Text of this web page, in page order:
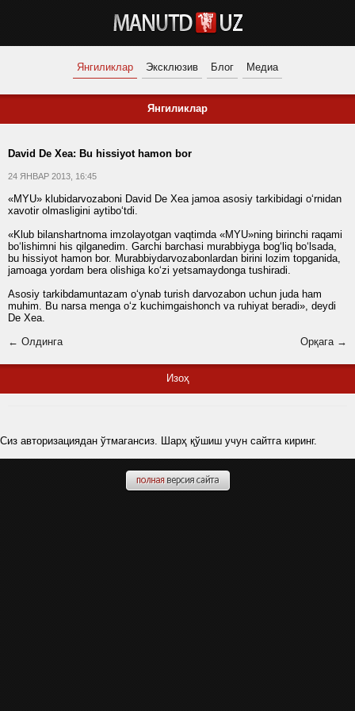
Янгиликлар Эксклюзив Блог Медиа
Янгиликлар
David De Xea: Bu hissiyot hamon bor
24 ЯНВАР 2013, 16:45
«MYU» klubidarvozaboni David De Xea jamoa asosiy tarkibidagi o‘rnidan
xavotir olmasligini aytibo‘tdi.
«Klub bilanshartnoma imzolayotgan vaqtimda «MYU»ning birinchi raqami
bo‘lishimni his qilganedim. Garchi barchasi murabbiyga bog‘liq bo‘lsada,
bu hissiyot hamon bor. Murabbiydarvozabonlardan birini lozim topganida,
jamoaga yordam bera olishiga ko‘zi yetsamaydonga tushiradi.
Asosiy tarkibdamuntazam o‘ynab turish darvozabon uchun juda ham
muhim. Bu narsa menga o‘z kuchimgaishonch va ruhiyat beradi», deydi
De Xea.
← Олдинга
Орқага →
Изоҳ
Сиз авторизациядан ўтмагансиз. Шарҳ қўшиш учун сайтга киринг.